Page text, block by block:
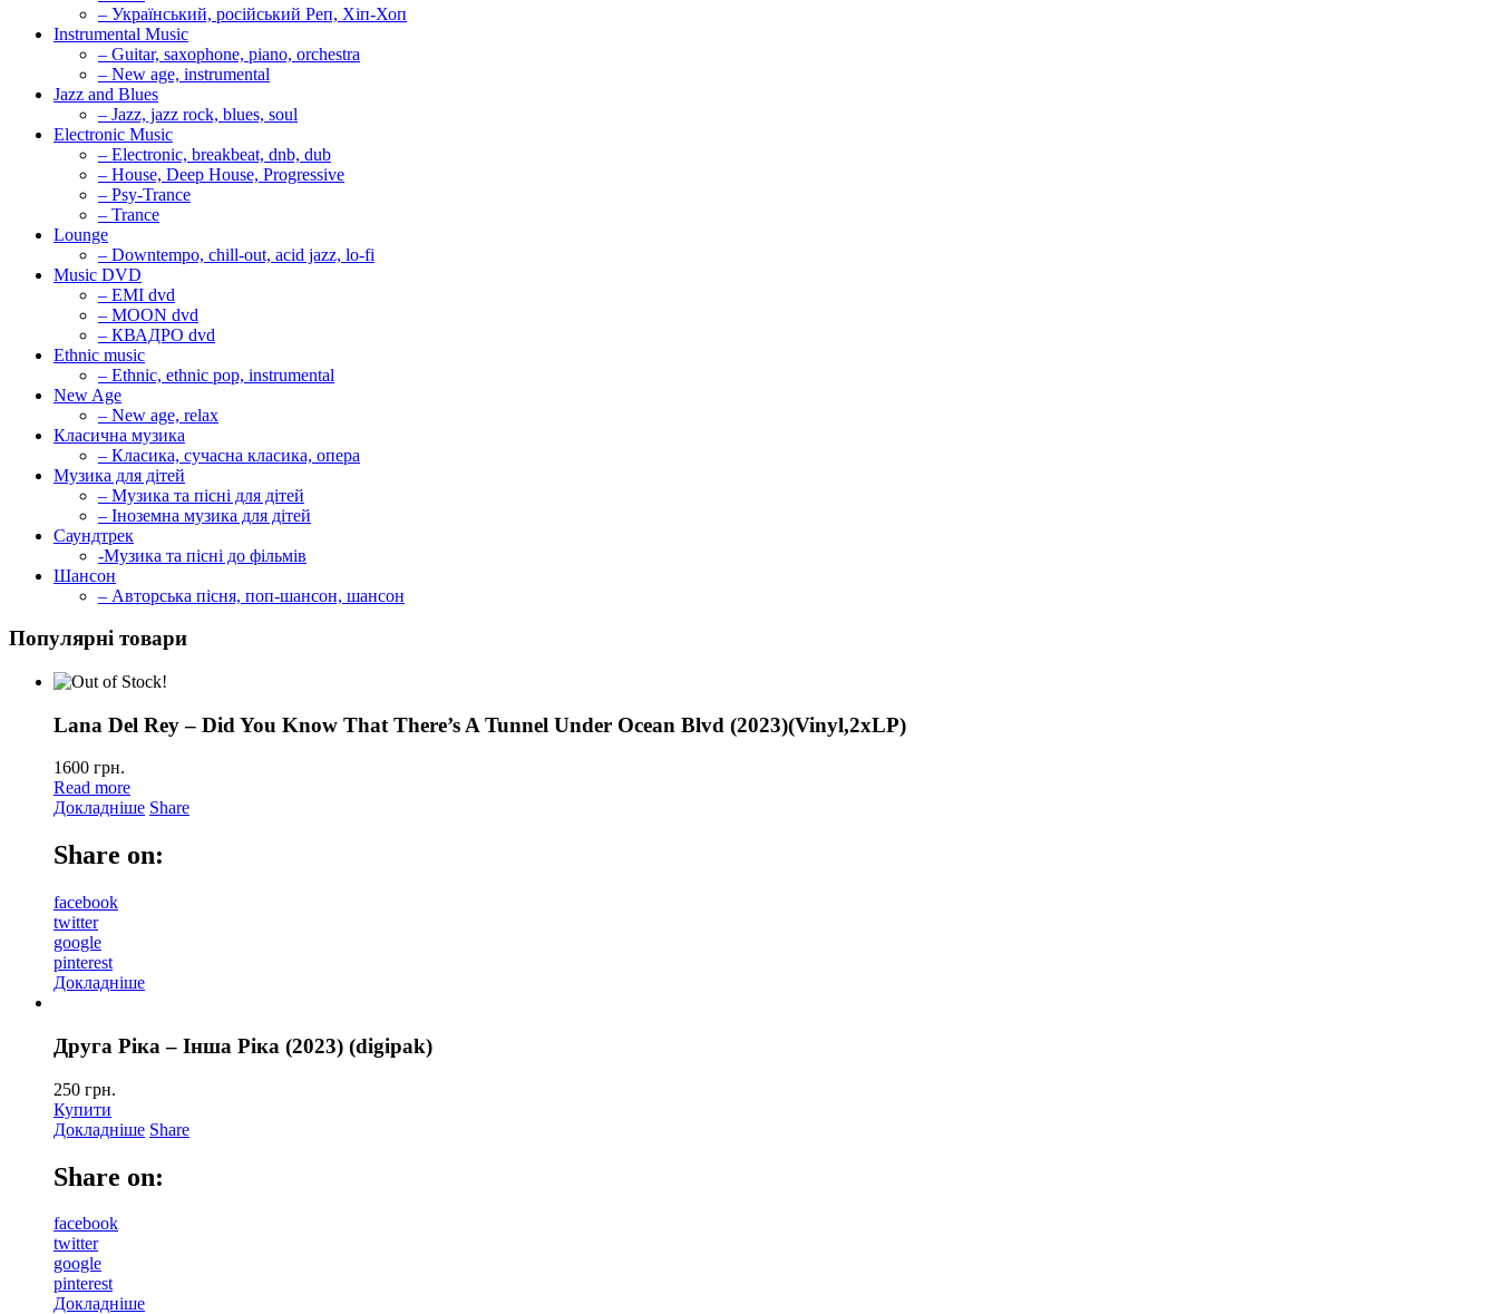
– Український, російський Реп, Хіп-Хоп
Instrumental Music
– Guitar, saxophone, piano, orchestra
– New age, instrumental
Jazz and Blues
– Jazz, jazz rock, blues, soul
Electronic Music
– Electronic, breakbeat, dnb, dub
– House, Deep House, Progressive
– Psy-Trance
– Trance
Lounge
– Downtempo, chill-out, acid jazz, lo-fi
Music DVD
– EMI dvd
– MOON dvd
– КВАДРО dvd
Ethnic music
– Ethnic, ethnic pop, instrumental
New Age
– New age, relax
Класична музика
– Класика, сучасна класика, опера
Музика для дітей
– Музика та пісні для дітей
– Іноземна музика для дітей
Саундтрек
-Музика та пісні до фільмів
Шансон
– Авторська пісня, поп-шансон, шансон
Популярні товари
Lana Del Rey – Did You Know That There’s A Tunnel Under Ocean Blvd (2023)(Vinyl,2xLP)
1600 грн.
Read more
Докладніше Share
Share on:
facebook
twitter
google
pinterest
Докладніше
Друга Ріка – Інша Ріка (2023) (digipak)
250 грн.
Купити
Докладніше Share
Share on:
facebook
twitter
google
pinterest
Докладніше